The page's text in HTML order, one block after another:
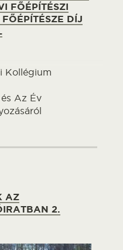
FŐÉPÍTÉSZI
DÍJ
Kollégium
Az Év
AZ
2.